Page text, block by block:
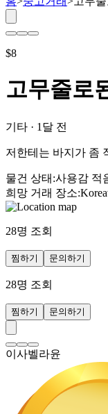
$8
고무줄로
기타 · 1달 전
저한테는 바지가 좀
물건 상태 :사용감 적
희망 거래 장소:
28명 조회
찜하기 문의하기
28명 조회
찜하기 문의하기
이사벨라윤